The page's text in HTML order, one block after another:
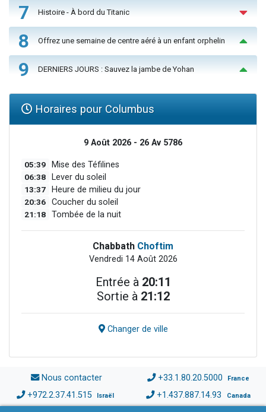
7 Histoire - À bord du Titanic
8 Offrez une semaine de centre aéré à un enfant orphelin
9 DERNIERS JOURS : Sauvez la jambe de Yohan
Horaires pour Columbus
9 Août 2026 - 26 Av 5786
05:39 Mise des Téfilines
06:38 Lever du soleil
13:37 Heure de milieu du jour
20:36 Coucher du soleil
21:18 Tombée de la nuit
Chabbath Choftim
Vendredi 14 Août 2026
Entrée à 20:11
Sortie à 21:12
Changer de ville
Nous contacter +33.1.80.20.5000 France
+972.2.37.41.515 Israël +1.437.887.14.93 Canada